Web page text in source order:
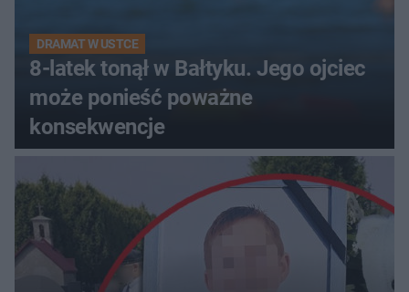
DRAMAT W USTCE
8-latek tonął w Bałtyku. Jego ojciec
może ponieść poważne
konsekwencje